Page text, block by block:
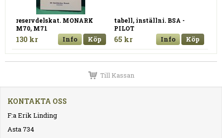
reservdelskat. MONARK
M70, M71
130 kr Info Köp
tabell, inställni. BSA -
PILOT
65 kr Info Köp
Till Kassan
KONTAKTA OSS
F:a Erik Linding
Asta 734